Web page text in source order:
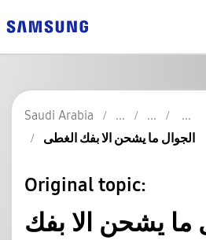
Saudi Arabia
الجوال ما يشحن الا بفك الغطى
Original topic:
ما يشحن الا بفك